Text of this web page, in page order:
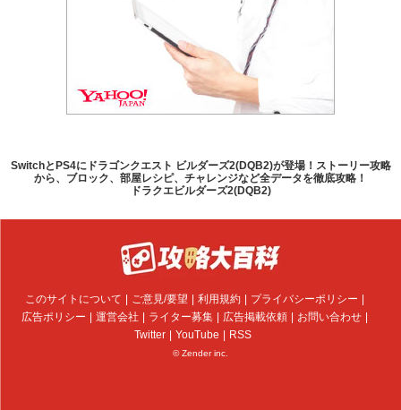
SwitchとPS4にドラゴンクエスト ビルダーズ2(DQB2)が登場！ストーリー攻略
から、ブロック、部屋レシピ、チャレンジなど全データを徹底攻略！
ドラクエビルダーズ2(DQB2)
このサイトについて ご意見/要望 利用規約
プライバシーポリシー
広告ポリシー
運営会社 ライター募集 広告掲載依頼
お問い合わせ
Twitter
YouTube RSS
© Zender inc.